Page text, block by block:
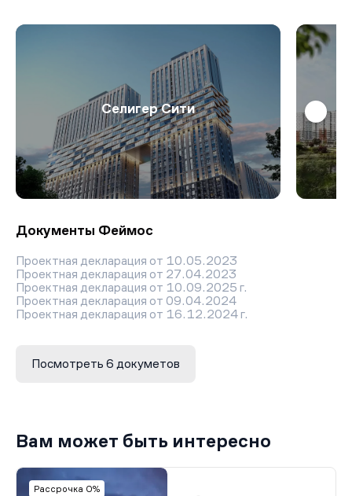
Селигер Сити
Документы Феймос
Проектная декларация от 10.05.2023
Проектная декларация от 27.04.2023
Проектная декларация от 10.09.2025 г.
Проектная декларация от 09.04.2024
Проектная декларация от 16.12.2024 г.
Посмотреть 6 докуметов
Вам может быть интересно
Рассрочка 0%